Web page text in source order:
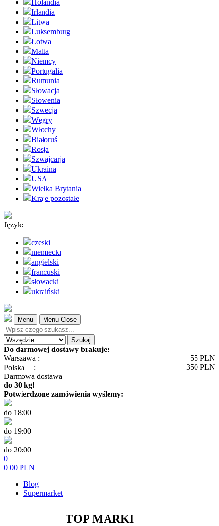
Holandia
Irlandia
Litwa
Luksemburg
Łotwa
Malta
Niemcy
Portugalia
Rumunia
Słowacja
Słowenia
Szwecja
Węgry
Włochy
Białoruś
Rosja
Szwajcarja
Ukraina
USA
Wielka Brytania
Kraje pozostałe
Język:
czeski
niemiecki
angielski
francuski
słowacki
ukraiński
Menu Menu Close
Szukaj
Do darmowej dostawy brakuje:
Warszawa :
55 PLN
Polska
: 350 PLN
Darmowa dostawa
do 30 kg!
Potwierdzone zamówienia wyślemy:
do 18:00
do 19:00
do 20:00
0
0 00 PLN
Blog
Supermarket
TOP MARKI